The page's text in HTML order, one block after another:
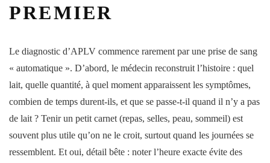
PREMIER
Le diagnostic d’APLV commence rarement par une prise de sang
« automatique ». D’abord, le médecin reconstruit l’histoire : quel
lait, quelle quantité, à quel moment apparaissent les symptômes,
combien de temps durent-ils, et que se passe-t-il quand il n’y a pas
de lait ? Tenir un petit carnet (repas, selles, peau, sommeil) est
souvent plus utile qu’on ne le croit, surtout quand les journées se
ressemblent. Et oui, détail bête : noter l’heure exacte évite des